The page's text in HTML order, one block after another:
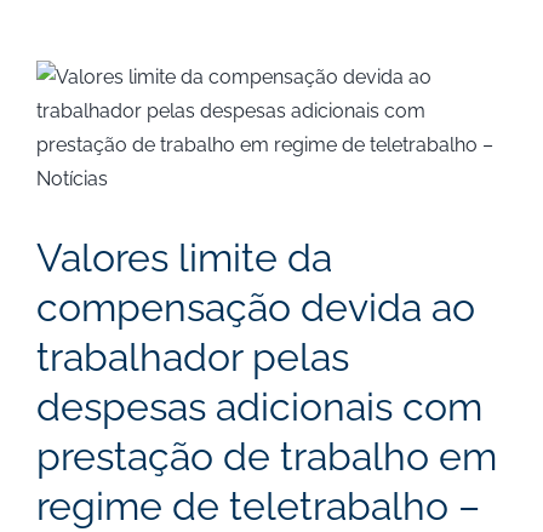
View
Larger
Image
Valores limite da
compensação devida ao
trabalhador pelas
despesas adicionais com
prestação de trabalho em
regime de teletrabalho –